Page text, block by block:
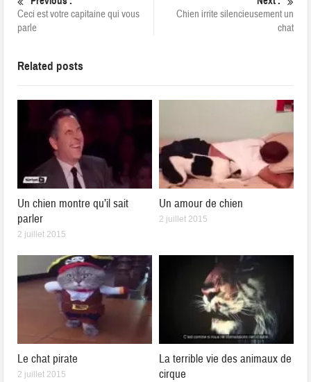
Ceci est votre capitaine qui vous
parle
Chien irrite silencieusement un
chat
Related posts
Un chien montre qu’il sait
parler
2 juillet 2015
Un amour de chien
2 juillet 2015
Le chat pirate
2 juillet 2015
La terrible vie des animaux de
cirque